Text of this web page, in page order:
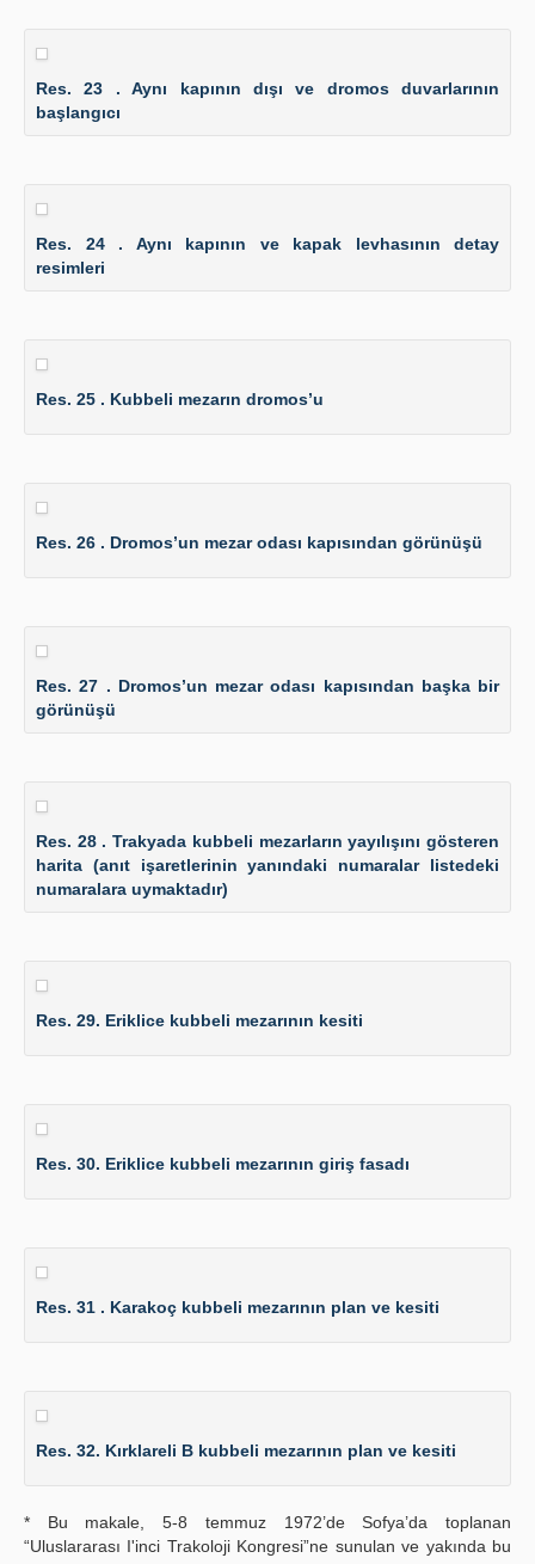
Res. 23 . Aynı kapının dışı ve dromos duvarlarının
başlangıcı
Res. 24 . Aynı kapının ve kapak levhasının detay
resimleri
Res. 25 . Kubbeli mezarın dromos’u
Res. 26 . Dromos’un mezar odası kapısından görünüşü
Res. 27 . Dromos’un mezar odası kapısından başka bir
görünüşü
Res. 28 . Trakyada kubbeli mezarların yayılışını gösteren
harita (anıt işaretlerinin yanındaki numaralar listedeki
numaralara uymaktadır)
Res. 29. Eriklice kubbeli mezarının kesiti
Res. 30. Eriklice kubbeli mezarının giriş fasadı
Res. 31 . Karakoç kubbeli mezarının plan ve kesiti
Res. 32. Kırklareli B kubbeli mezarının plan ve kesiti
* Bu makale, 5-8 temmuz 1972’de Sofya’da toplanan
“Uluslararası I'inci Trakoloji Kongresi”ne sunulan ve yakında bu